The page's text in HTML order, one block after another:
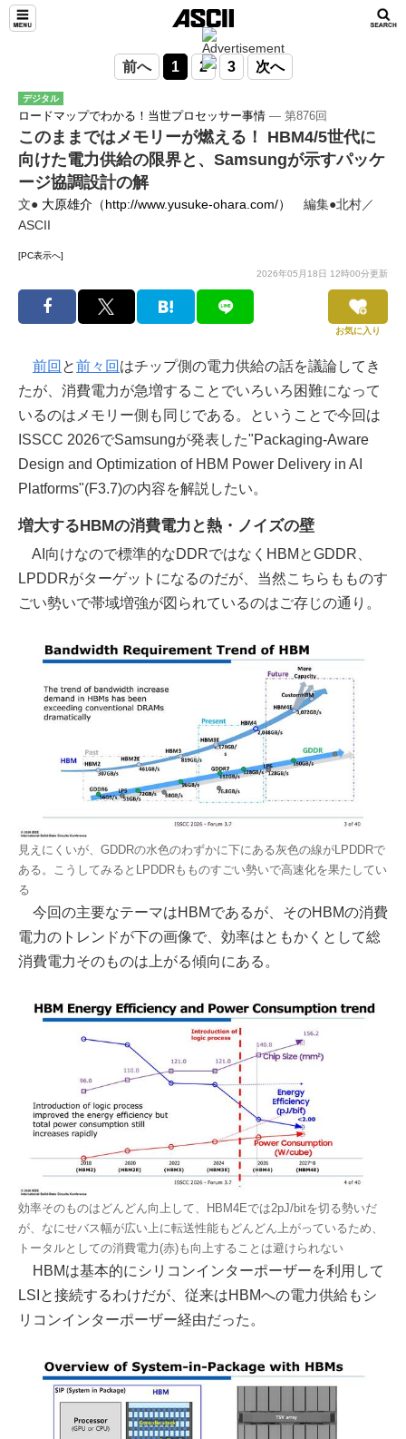
前へ 1 2 3 次へ
デジタル
ロードマップでわかる！当世プロセッサー事情 ― 第876回
このままではメモリーが燃える！ HBM4/5世代に
向けた電力供給の限界と、Samsungが示すパッケ
ージ協調設計の解
文● 大原雄介（http://www.yusuke-ohara.com/）
編集●北村／
ASCII
[PC表示へ]
2026年05月18日 12時00分更新
お気に入り
前回 と前々回 はチップ側の電力供給の話を議論してき
たが、消費電力が急増することでいろいろ困難になって
いるのはメモリー側も同じである。ということで今回は
ISSCC 2026でSamsungが発表した"Packaging-Aware
Design and Optimization of HBM Power Delivery in AI
Platforms"(F3.7)の内容を解説したい。
増大するHBMの消費電力と熱・ノイズの壁
AI向けなので標準的なDDRではなくHBMとGDDR、
LPDDRがターゲットになるのだが、当然こちらもものす
ごい勢いで帯域増強が図られているのはご存じの通り。
見えにくいが、GDDRの水色のわずかに下にある灰色の線がLPDDRで
ある。こうしてみるとLPDDRもものすごい勢いで高速化を果たしてい
る
今回の主要なテーマはHBMであるが、そのHBMの消費
電力のトレンドが下の画像で、効率はともかくとして総
消費電力そのものは上がる傾向にある。
効率そのものはどんどん向上して、HBM4Eでは2pJ/bitを切る勢いだ
が、なにせバス幅が広い上に転送性能もどんどん上がっているため、
トータルとしての消費電力(赤)も向上することは避けられない
HBMは基本的にシリコンインターポーザーを利用して
LSIと接続するわけだが、従来はHBMへの電力供給もシ
リコンインターポーザー経由だった。